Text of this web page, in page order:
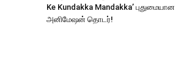
Ke Kundakka Mandakka’ புதுமையான
அனிமேஷன் தொடர்!